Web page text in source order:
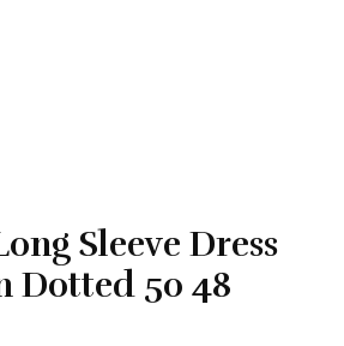
Sleeve Dress
Dotted 50 48